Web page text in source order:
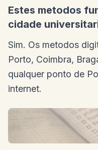
Estes metodos
cidade
Sim. Os metodos
Porto, Coimbra,
qualquer ponto de
internet.